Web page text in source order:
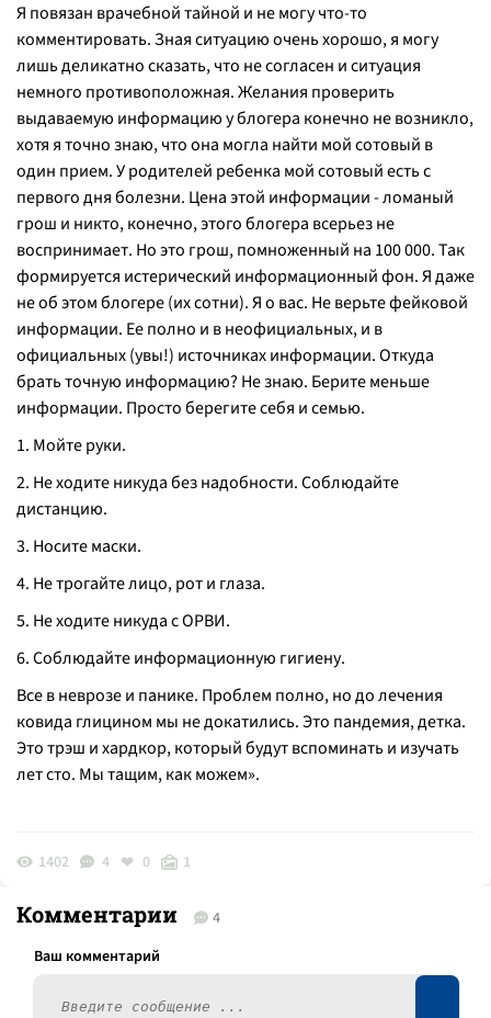
Я повязан врачебной тайной и не могу что-то
комментировать. Зная ситуацию очень хорошо, я могу
лишь деликатно сказать, что не согласен и ситуация
немного противоположная. Желания проверить
выдаваемую информацию у блогера конечно не возникло,
хотя я точно знаю, что она могла найти мой сотовый в
один прием. У родителей ребенка мой сотовый есть с
первого дня болезни. Цена этой информации - ломаный
грош и никто, конечно, этого блогера всерьез не
воспринимает. Но это грош, помноженный на 100 000. Так
формируется истерический информационный фон. Я даже
не об этом блогере (их сотни). Я о вас. Не верьте фейковой
информации. Ее полно и в неофициальных, и в
официальных (увы!) источниках информации. Откуда
брать точную информацию? Не знаю. Берите меньше
информации. Просто берегите себя и семью.
1. Мойте руки.
2. Не ходите никуда без надобности. Соблюдайте
дистанцию.
3. Носите маски.
4. Не трогайте лицо, рот и глаза.
5. Не ходите никуда с ОРВИ.
6. Соблюдайте информационную гигиену.
Все в неврозе и панике. Проблем полно, но до лечения
ковида глицином мы не докатились. Это пандемия, детка.
Это трэш и хардкор, который будут вспоминать и изучать
лет сто. Мы тащим, как можем».
1402 4 0 1
Комментарии 4